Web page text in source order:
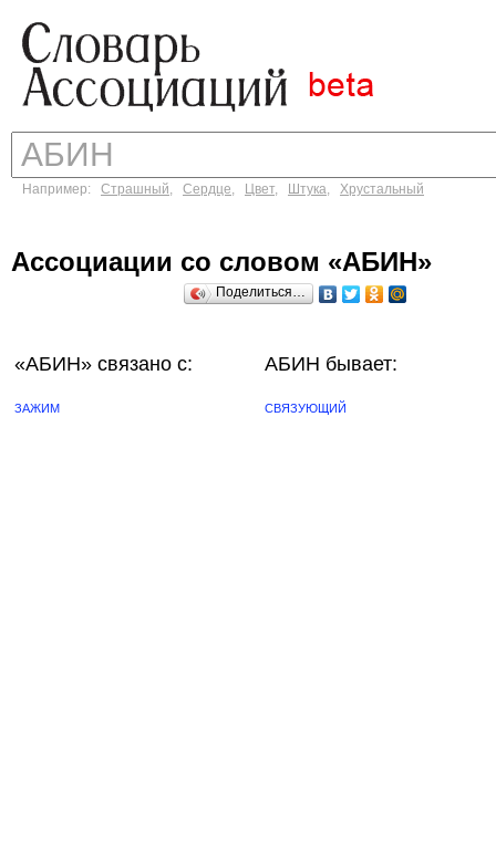
Например: Страшный, Сердце, Цвет, Штука, Хрустальный
Ассоциации со словом «АБИН»
Поделиться…
«АБИН» связано с:
ЗАЖИМ
АБИН бывает:
СВЯЗУЮЩИЙ